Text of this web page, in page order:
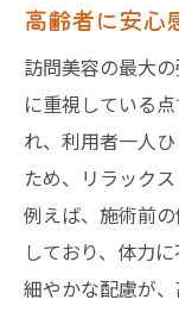
訪問美
高齢者
訪問美
自宅で
訪問美容
訪問
安心し
高齢者に安心
訪問美容の最大
に重視している
れ、利用者一人
ため、リラック
例えば、施術前
しており、体力
細やかな配慮が